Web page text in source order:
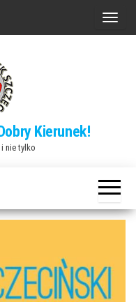
P
n
a
w
a
c
Kierunek!
nie tylko